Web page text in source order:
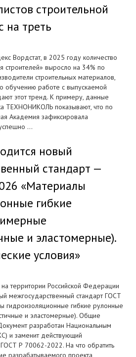
строительной
на треть
Вордстат, в 2025 году количество
строителей» выросло на 34% по
строительных материалов,
обучению работе с выпускаемой
этот тренд. К примеру, данные
ТЕХНОНИКОЛЬ показывают, что по
Академия зафиксировала
...
новый
стандарт —
«Материалы
гибкие
и эластомерные).
условия»
территории Российской Федерации
межгосударственный стандарт ГОСТ
гидроизоляционные гибкие рулонные
и эластомерные). Общие
разработан Национальным
и заменит действующий
Р 70062-2022. На что обратить
разрабатываемого проекта